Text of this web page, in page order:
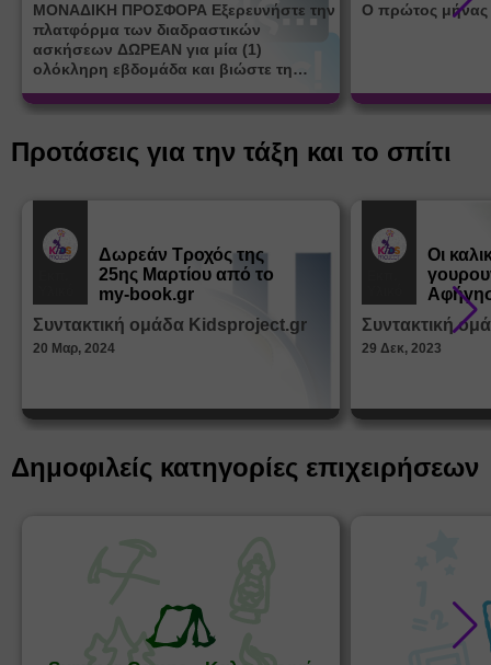
ΜΟΝΑΔΙΚΗ ΠΡΟΣΦΟΡΑ Εξερευνήστε την
πλατφόρμα των διαδραστικών
ασκήσεων ΔΩΡΕΑΝ για μία (1)
ολόκληρη εβδομάδα και βιώστε τη
μοναδική εμπειρία εκμάθησης του i-
learn.gr* * Αφορά νέες εγγραφές
Ο πρώτος
Προτάσεις για την τάξη και το σπίτι
Δωρεάν Tροχός της
25ης Μαρτίου από το
my-book.gr
Συντακτική ομάδα Kidsproject.gr
20 Μαρ, 2024
Οι
από τα
Συντακτική
29 Δεκ, 2023
Δημοφιλείς κατηγορίες επιχειρήσεων